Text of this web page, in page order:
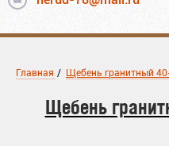
Главная / Щебень гранитный
Щебень